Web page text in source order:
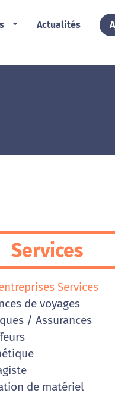
Actualités
Services
Services
de voyages
/ Assurances
de matériel